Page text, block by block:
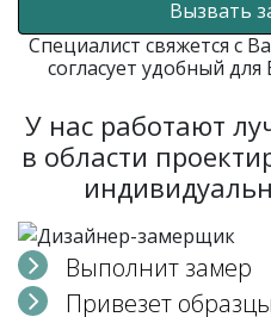
Вызвать
Специалист свяжется с
согласует удобный
У нас работают
в области
Выполнит замер
Привезет